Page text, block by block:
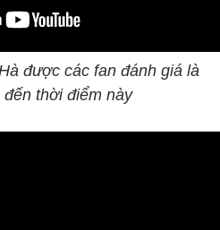
được các fan đánh giá là
thời điểm này